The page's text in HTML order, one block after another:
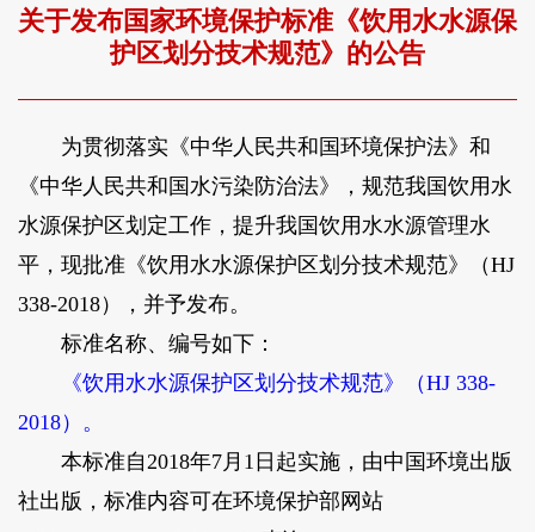
关于发布国家环境保护标准《饮用水水源保
护区划分技术规范》的公告
为贯彻落实《中华人民共和国环境保护法》和
《中华人民共和国水污染防治法》，规范我国饮用水
水源保护区划定工作，提升我国饮用水水源管理水
平，现批准《饮用水水源保护区划分技术规范》（HJ
338-2018），并予发布。
标准名称、编号如下：
《饮用水水源保护区划分技术规范》（HJ 338-
2018）。
本标准自2018年7月1日起实施，由中国环境出版
社出版，标准内容可在环境保护部网站